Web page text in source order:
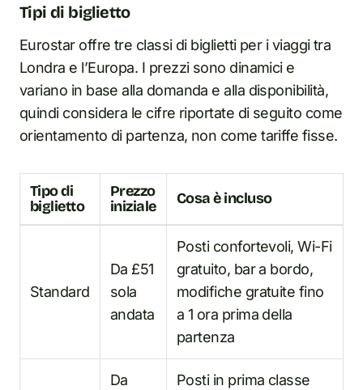
Tipi di biglietto
Eurostar offre tre classi di biglietti per i viaggi tra
Londra e l’Europa. I prezzi sono dinamici e
variano in base alla domanda e alla disponibilità,
quindi considera le cifre riportate di seguito come
orientamento di partenza, non come tariffe fisse.
Tipo di
biglietto
Prezzo
iniziale
Cosa è incluso
Standard
Da £51
sola
andata
Posti confortevoli, Wi-Fi
gratuito, bar a bordo,
modifiche gratuite fino
a 1 ora prima della
partenza
Da
Posti in prima classe